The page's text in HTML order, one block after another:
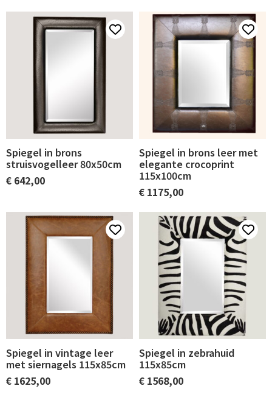
Spiegel in brons
struisvogelleer 80x50cm
€ 642,00
Spiegel in brons leer met
elegante crocoprint
115x100cm
€ 1175,00
Spiegel in vintage leer
met siernagels 115x85cm
€ 1625,00
Spiegel in zebrahuid
115x85cm
€ 1568,00